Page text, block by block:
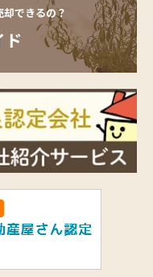
できるの？
ド